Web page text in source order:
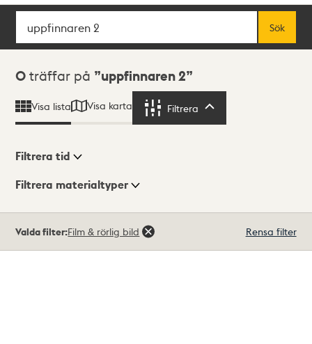
Sök
Sök
Sökresultat
0 träffar på uppfinnaren 2
Visa lista Visa karta Filtrera
Visningsläge
Filtrera tid
Filtrera materialtyper
träffar
Valda filter:Film & rörlig bild Rensa filter